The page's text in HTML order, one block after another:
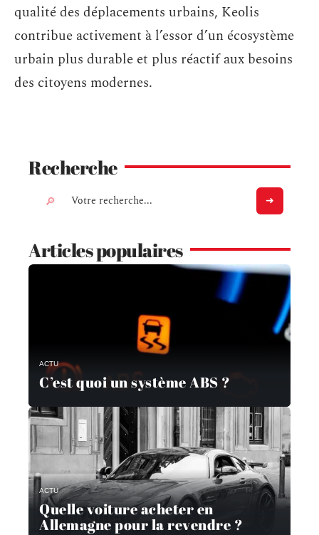
qualité des déplacements urbains, Keolis
contribue activement à l’essor d’un écosystème
urbain plus durable et plus réactif aux besoins
des citoyens modernes.
Recherche
Articles populaires
ACTU
C’est quoi un système ABS ?
ACTU
Quelle voiture acheter en
Allemagne pour la revendre ?